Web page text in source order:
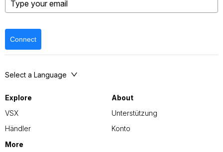
Explore
VSX
Händler
About
Unterstützung
Konto
More
Select a Language
Connect